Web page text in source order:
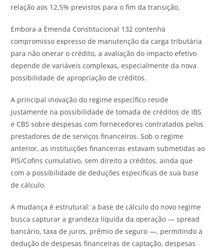
relação aos 12,5% previstos para o fim da transição.
Embora a Emenda Constitucional 132 contenha
compromisso expresso de manutenção da carga tributária
para não onerar o crédito, a avaliação do impacto efetivo
depende de variáveis complexas, especialmente da nova
possibilidade de apropriação de créditos.
A principal inovação do regime específico reside
justamente na possibilidade de tomada de créditos de IBS
e CBS sobre despesas com fornecedores contratados pelos
prestadores de de serviços financeiros. Sob o regime
anterior, as instituições financeiras estavam submetidas ao
PIS/Cofins cumulativo, sem direito a créditos, ainda que
com a possibilidade de deduções específicas de sua base
de cálculo.
A mudança é estrutural: a base de cálculo do novo regime
busca capturar a grandeza líquida da operação — spread
bancário, taxa de juros, prêmio de seguro —, permitindo a
dedução de despesas financeiras de captação, despesas